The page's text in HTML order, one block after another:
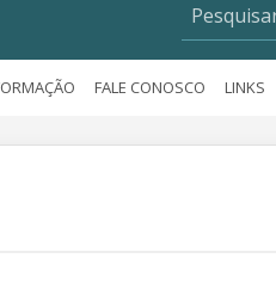
FALE CONOSCO LINKS